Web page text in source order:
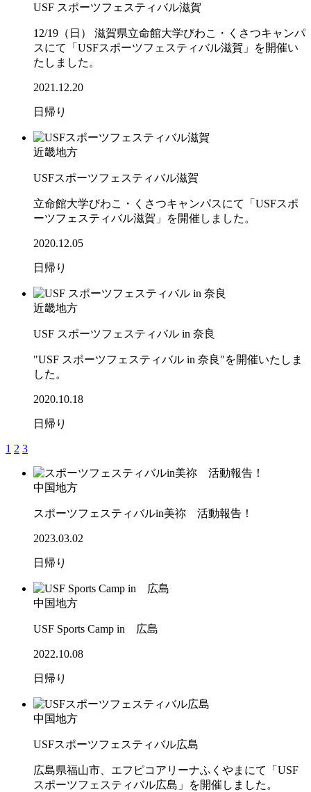
USF スポーツフェスティバル滋賀
12/19（日） 滋賀県立命館大学びわこ・くさつキャンパ
スにて「USFスポーツフェスティバル滋賀」を開催い
たしました。
2021.12.20
日帰り
近畿地方
USFスポーツフェスティバル滋賀
立命館大学びわこ・くさつキャンパスにて「USFスポ
ーツフェスティバル滋賀」を開催しました。
2020.12.05
日帰り
近畿地方
USF スポーツフェスティバル in 奈良
"USF スポーツフェスティバル in 奈良"を開催いたしま
した。
2020.10.18
日帰り
1 2 3
中国地方
スポーツフェスティバルin美祢 活動報告！
2023.03.02
日帰り
中国地方
USF Sports Camp in 広島
2022.10.08
日帰り
中国地方
USFスポーツフェスティバル広島
広島県福山市、エフピコアリーナふくやまにて「USF
スポーツフェスティバル広島」を開催しました。